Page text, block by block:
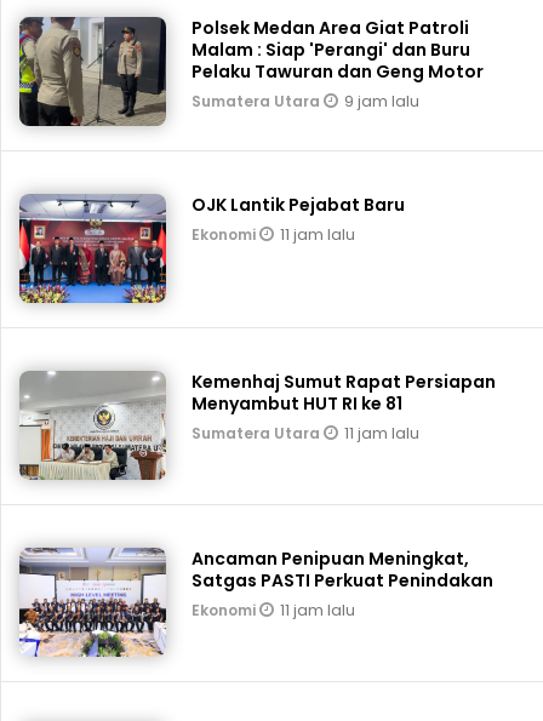
Polsek Medan Area Giat Patroli
Malam : Siap 'Perangi' dan Buru
Pelaku Tawuran dan Geng Motor
Sumatera Utara 9 jam lalu
OJK Lantik Pejabat Baru
Ekonomi 11 jam lalu
Kemenhaj Sumut Rapat Persiapan
Menyambut HUT RI ke 81
Sumatera Utara 11 jam lalu
Ancaman Penipuan Meningkat,
Satgas PASTI Perkuat Penindakan
Ekonomi 11 jam lalu